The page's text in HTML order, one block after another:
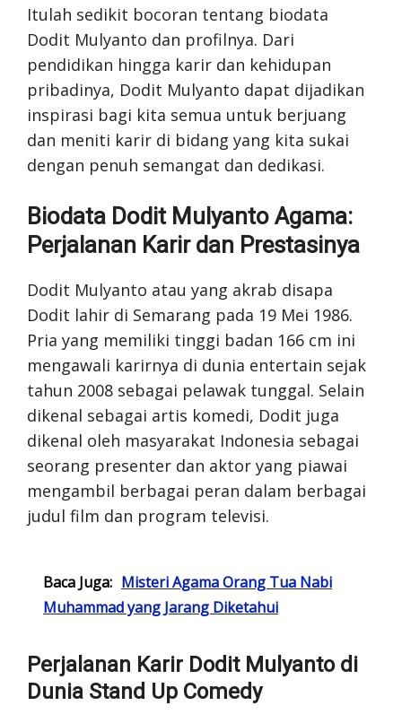
Itulah sedikit bocoran tentang biodata
Dodit Mulyanto dan profilnya. Dari
pendidikan hingga karir dan kehidupan
pribadinya, Dodit Mulyanto dapat dijadikan
inspirasi bagi kita semua untuk berjuang
dan meniti karir di bidang yang kita sukai
dengan penuh semangat dan dedikasi.
Biodata Dodit Mulyanto Agama:
Perjalanan Karir dan Prestasinya
Dodit Mulyanto atau yang akrab disapa
Dodit lahir di Semarang pada 19 Mei 1986.
Pria yang memiliki tinggi badan 166 cm ini
mengawali karirnya di dunia entertain sejak
tahun 2008 sebagai pelawak tunggal. Selain
dikenal sebagai artis komedi, Dodit juga
dikenal oleh masyarakat Indonesia sebagai
seorang presenter dan aktor yang piawai
mengambil berbagai peran dalam berbagai
judul film dan program televisi.
Baca Juga: Misteri Agama Orang Tua Nabi
Muhammad yang Jarang Diketahui
Perjalanan Karir Dodit Mulyanto di
Dunia Stand Up Comedy